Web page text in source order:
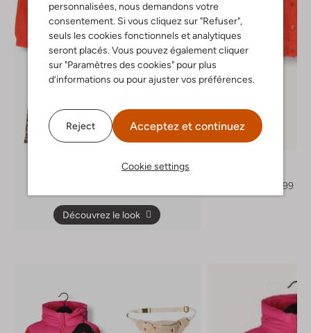
personnalisées, nous demandons votre
consentement. Si vous cliquez sur "Refuser",
seuls les cookies fonctionnels et analytiques
seront placés. Vous pouvez également cliquer
sur "Paramètres des cookies" pour plus
d’informations ou pour ajuster vos préférences.
Reject Acceptez et continuez
Cookie settings
Découvrez le look
Dernière pièce
€ 50,99